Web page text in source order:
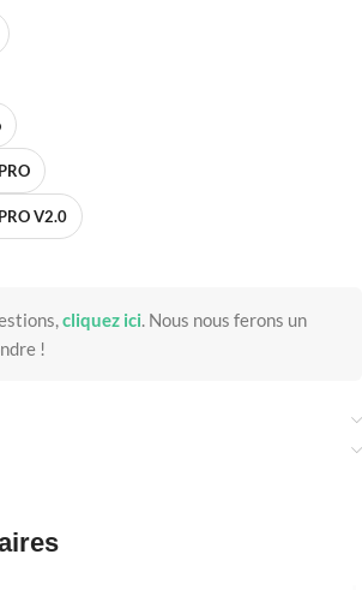
V2.0
cliquez ici. Nous nous ferons un
!